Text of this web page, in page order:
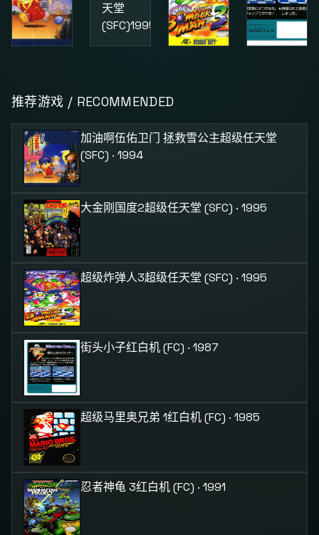
超级任
天堂
(SFC)1994
天堂
(SFC)1995
天堂
(SFC)1995
(FC)1987
推荐游戏 / RECOMMENDED
加油啊伍佑卫门 拯救雪公主超级任天堂
(SFC) · 1994
大金刚国度2超级任天堂 (SFC) · 1995
超级炸弹人3超级任天堂 (SFC) · 1995
街头小子红白机 (FC) · 1987
超级马里奥兄弟 1红白机 (FC) · 1985
忍者神龟 3红白机 (FC) · 1991